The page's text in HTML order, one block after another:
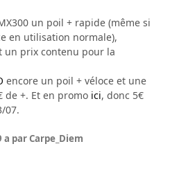
un poil + rapide (même si
en utilisation normale),
un prix contenu pour la
encore un poil + véloce et une
+. Et en promo ici, donc 5€
07.
a par Carpe_Diem